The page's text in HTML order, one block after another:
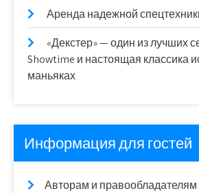
Аренда надежной
«Декстер» — один из лучших
Showtime и настоящая классика
маньяках
Информация для гостей
Авторам и правообладателям